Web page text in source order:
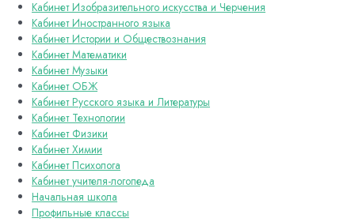
Кабинет Изобразительного искусства и Черчения
Кабинет Иностранного языка
Кабинет Истории и Обществознания
Кабинет Математики
Кабинет Музыки
Кабинет ОБЖ
Кабинет Русского языка и Литературы
Кабинет Технологии
Кабинет Физики
Кабинет Химии
Кабинет Психолога
Кабинет учителя-логопеда
Начальная школа
Профильные классы